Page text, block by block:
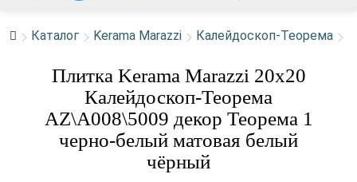
Каталог Kerama Marazzi Калейдоскоп-Теорема
Плитка Kerama Marazzi 20x20
Калейдоскоп-Теорема
AZ\A008\5009 декор Теорема 1
черно-белый матовая белый
чёрный